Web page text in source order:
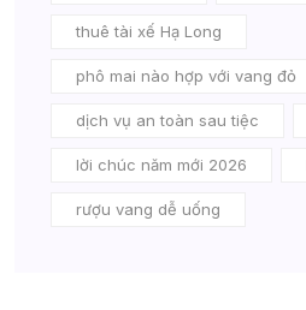
thuê tài xế Hạ Long
phô mai nào hợp với vang đỏ
dịch vụ an toàn sau tiệc
lời chúc năm mới 2026
rượu vang dễ uống